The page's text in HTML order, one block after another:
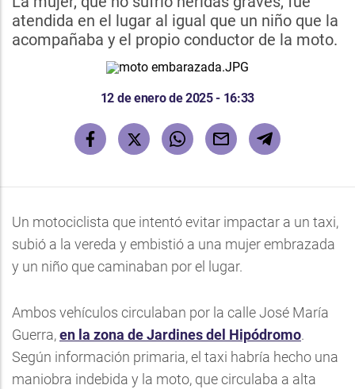
atendida en el lugar al igual que un niño que la
acompañaba y el propio conductor de la moto.
12 de enero de 2025 - 16:33
Un motociclista que intentó evitar impactar a un taxi,
subió a la vereda y embistió a una mujer embrazada
y un niño que caminaban por el lugar.
Ambos vehículos circulaban por la calle José María
Guerra,en la zona de Jardines del Hipódromo.
Según información primaria, el taxi habría hecho una
maniobra indebida y la moto, que circulaba a alta